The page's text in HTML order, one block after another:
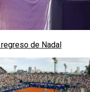
de Nadal